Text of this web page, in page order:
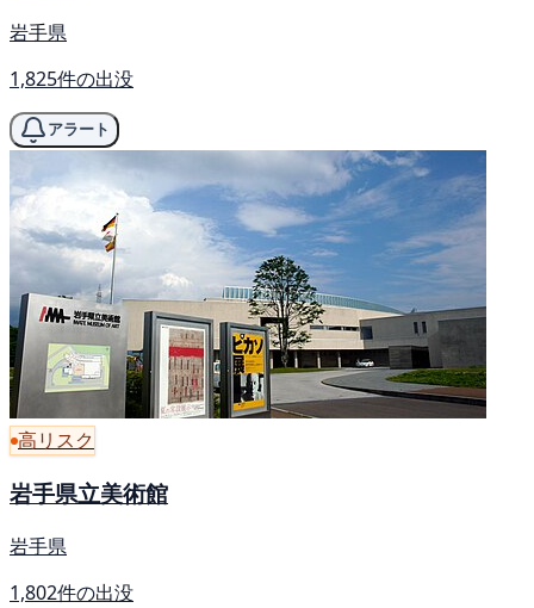
岩手県
1,825件の出没
アラート
高リスク
岩手県立美術館
岩手県
1,802件の出没